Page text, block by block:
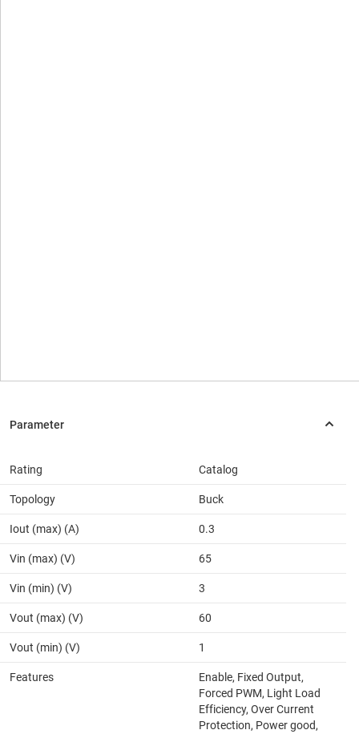
Rating Catalog
Topology Buck
Iout (max) (A) 0.3
Vin (max) (V) 65
Vin (min) (V) 3
Vout (max) (V) 60
Vout (min) (V) 1
Features
Enable, Fixed Output,
Forced PWM, Light Load
Efficiency, Over Current
Protection, Power good,